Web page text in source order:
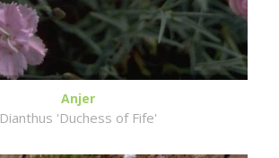
Anjer
Dianthus 'Duchess of Fife'